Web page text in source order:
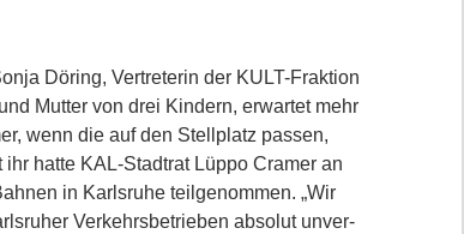
Döring, Vertreterin der KULT-Fraktion
Mutter von drei Kindern, erwartet mehr
wenn die auf den Stellplatz passen,
hatte KAL-Stadtrat Lüppo Cramer an
in Karlsruhe teilgenommen. „Wir
Verkehrsbetrieben absolut unver­